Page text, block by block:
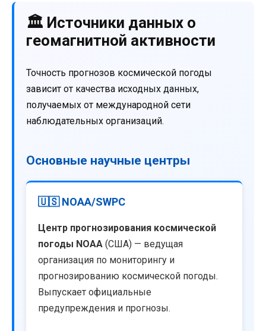
🏛️ Источники данных о
геомагнитной активности
Точность прогнозов космической погоды
зависит от качества исходных данных,
получаемых от международной сети
наблюдательных организаций.
Основные научные центры
🇺🇸 NOAA/SWPC
Центр прогнозирования космической
погоды NOAA (США) — ведущая
организация по мониторингу и
прогнозированию космической погоды.
Выпускает официальные
предупреждения и прогнозы.